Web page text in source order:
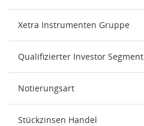
Xetra Instrumenten Gruppe
Qualifizierter Investor Segment
Notierungsart
Stückzinsen Handel